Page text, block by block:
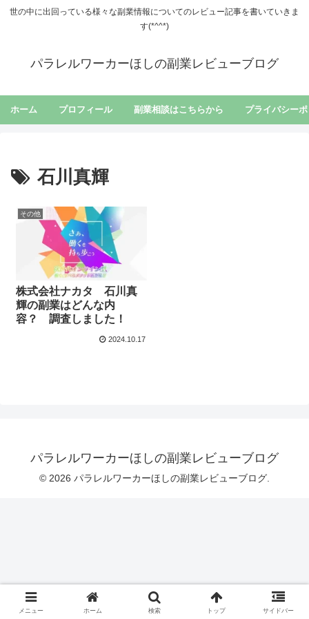
世の中に出回っている様々な副業情報についてのレビュー記事を書いていきま
す(*^^*)
パラレルワーカーほしの副業レビューブログ
ホーム プロフィール 副業相談はこちらから プライバシー
石川真輝
その他
株式会社ナカタ 石川真
輝の副業はどんな内
容？ 調査しました！
2024.10.17
パラレルワーカーほしの副業レビューブログ
© 2026 パラレルワーカーほしの副業レビューブログ.
メニュー ホーム 検索 トップ サイドバー